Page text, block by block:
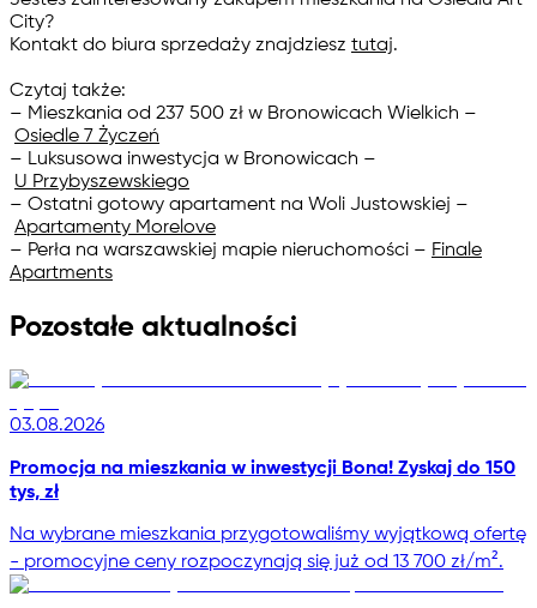
City?
Kontakt do biura sprzedaży znajdziesz tutaj.
Czytaj także:
– Mieszkania od 237 500 zł w Bronowicach Wielkich –
Osiedle 7 Życzeń
– Luksusowa inwestycja w Bronowicach –
U Przybyszewskiego
– Ostatni gotowy apartament na Woli Justowskiej –
Apartamenty Morelove
– Perła na warszawskiej mapie nieruchomości – Finale
Apartments
Pozostałe aktualności
03.08.2026
Promocja na mieszkania w inwestycji Bona! Zyskaj do 150
tys, zł
Na wybrane mieszkania przygotowaliśmy wyjątkową ofertę
- promocyjne ceny rozpoczynają się już od 13 700 zł/m².